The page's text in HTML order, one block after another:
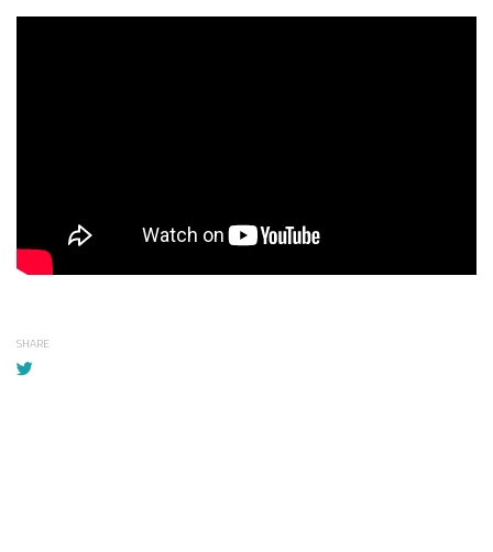
SHARE